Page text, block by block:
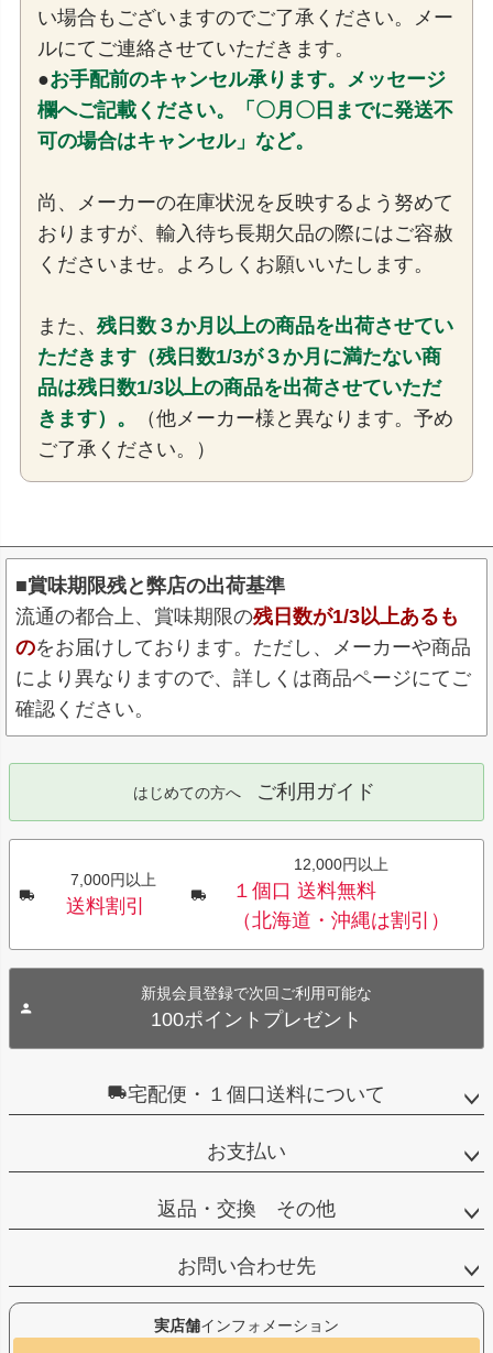
い場合もございますのでご了承ください。メー
ルにてご連絡させていただきます。
●お手配前のキャンセル承ります。メッセージ
欄へご記載ください。「〇月〇日までに発送不
可の場合はキャンセル」など。
尚、メーカーの在庫状況を反映するよう努めて
おりますが、輸入待ち長期欠品の際にはご容赦
くださいませ。よろしくお願いいたします。
また、 残日数３か月以上の商品を出荷させてい
ただきます（残日数1/3が３か月に満たない商
品は残日数1/3以上の商品を出荷させていただ
きます）。
（他メーカー様と異なります。予め
ご了承ください。）
■賞味期限残と弊店の出荷基準
流通の都合上、賞味期限の残日数が1/3以上あるも
のをお届けしております。ただし、メーカーや商品
により異なりますので、詳しくは商品ページにてご
確認ください。
はじめての方へ ご利用ガイド
7,000円以上
送料割引
12,000円以上
１個口 送料無料
（北海道・沖縄は割引）
新規会員登録で次回ご利用可能な
100ポイントプレゼント
宅配便・１個口送料について
お支払い
返品・交換 その他
お問い合わせ先
実店舗インフォメーション